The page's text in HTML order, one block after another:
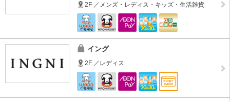
2F ／メンズ・レディス・キッズ・生活雑貨
イング
2F ／レディス